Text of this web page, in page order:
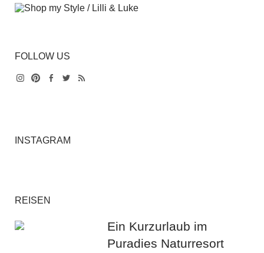
FOLLOW US
INSTAGRAM
REISEN
Ein Kurzurlaub im
Puradies Naturresort